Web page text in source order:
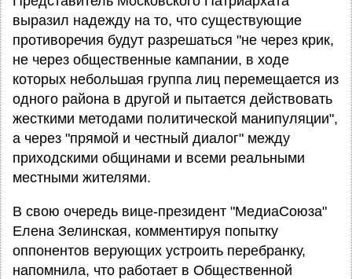
выразил надежду на то, что существующие
противоречия будут разрешаться "не через крик,
не через общественные кампании, в ходе
которых небольшая группа лиц перемещается из
одного района в другой и пытается действовать
жесткими методами политической манипуляции",
а через "прямой и честный диалог" между
приходскими общинами и всеми реальными
местными жителями.
В свою очередь вице-президент "МедиаСоюза"
Елена Зелинская, комментируя попытку
оппонентов верующих устроить перебранку,
напомнила, что работает в Общественной